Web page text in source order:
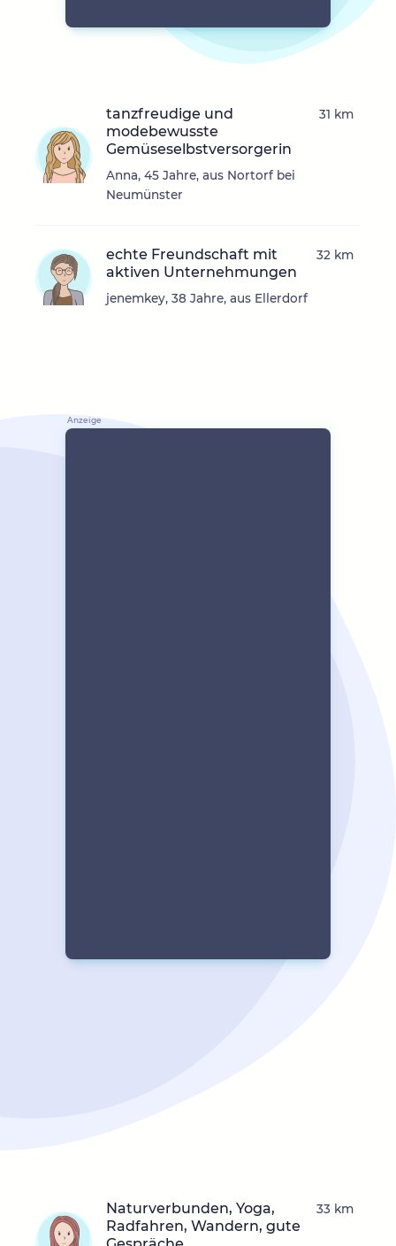
tanzfreudige und
modebewusste
Gemüseselbstversorgerin
Anna, 45 Jahre, aus Nortorf bei
Neumünster
31 km
echte Freundschaft mit
aktiven Unternehmungen
jenemkey, 38 Jahre, aus Ellerdorf
32 km
Naturverbunden, Yoga,
Radfahren, Wandern, gute
33 km